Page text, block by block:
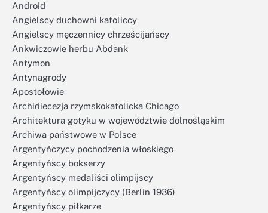
Android
Angielscy duchowni katoliccy
Angielscy męczennicy chrześcijańscy
Ankwiczowie herbu Abdank
Antymon
Antynagrody
Apostołowie
Archidiecezja rzymskokatolicka Chicago
Architektura gotyku w województwie dolnośląskim
Archiwa państwowe w Polsce
Argentyńczycy pochodzenia włoskiego
Argentyńscy bokserzy
Argentyńscy medaliści olimpijscy
Argentyńscy olimpijczycy (Berlin 1936)
Argentyńscy piłkarze